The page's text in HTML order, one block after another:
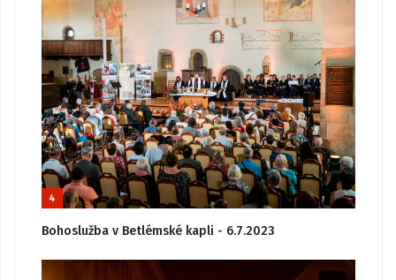
4
Bohoslužba v Betlémské kapli - 6.7.2023